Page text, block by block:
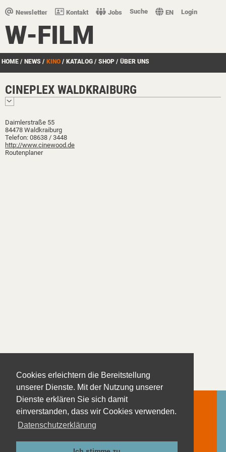
Cookies erleichtern die Bereitstellung
unserer Dienste. Mit der Nutzung unserer
Dienste erklären Sie sich damit
einverstanden, dass wir Cookies verwenden.
Datenschutzerklärung
Newsletter Kontakt Jobs Suche EN Login
W-FILM
HOME / NEWS / KINO / KATALOG / SHOP / ÜBER UNS
CINEPLEX WALDKRAIBURG
Daimlerstraße 55
84478 Waldkraiburg
Telefon: 08638 / 3448
http://www.cinewood.de
Routenplaner